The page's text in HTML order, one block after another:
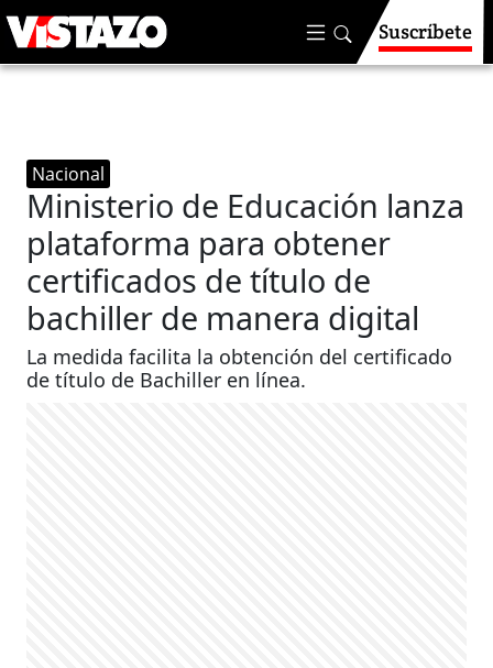
Suscríbete
Nacional
Ministerio de Educación lanza
plataforma para obtener
certificados de título de
bachiller de manera digital
La medida facilita la obtención del certificado
de título de Bachiller en línea.